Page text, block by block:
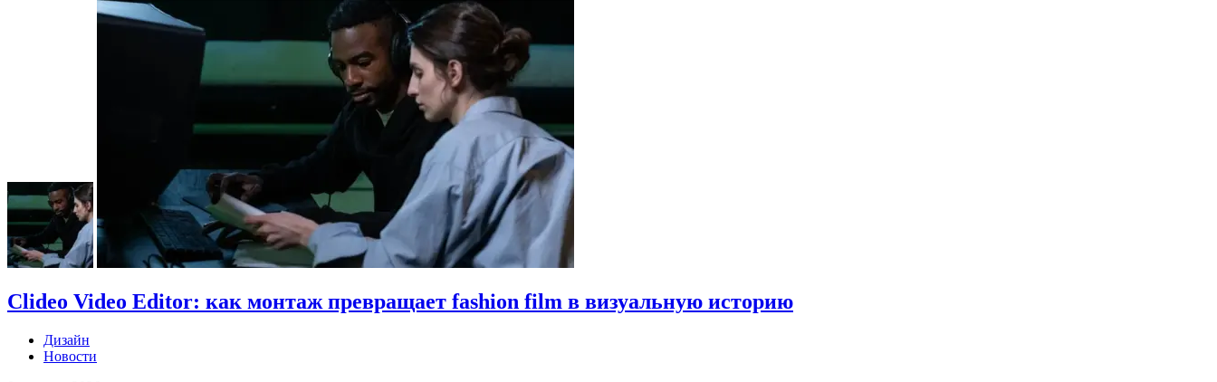
Clideo Video Editor: как монтаж превращает fashion film в визуальную историю
Дизайн
Новости